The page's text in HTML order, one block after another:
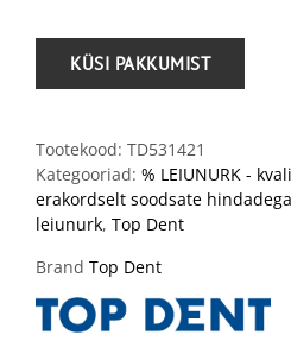
Tootekood: TD531421
Kategooriad: % LEIUNURK -
erakordselt soodsate hindadega
leiunurk, Top Dent
Brand Top Dent